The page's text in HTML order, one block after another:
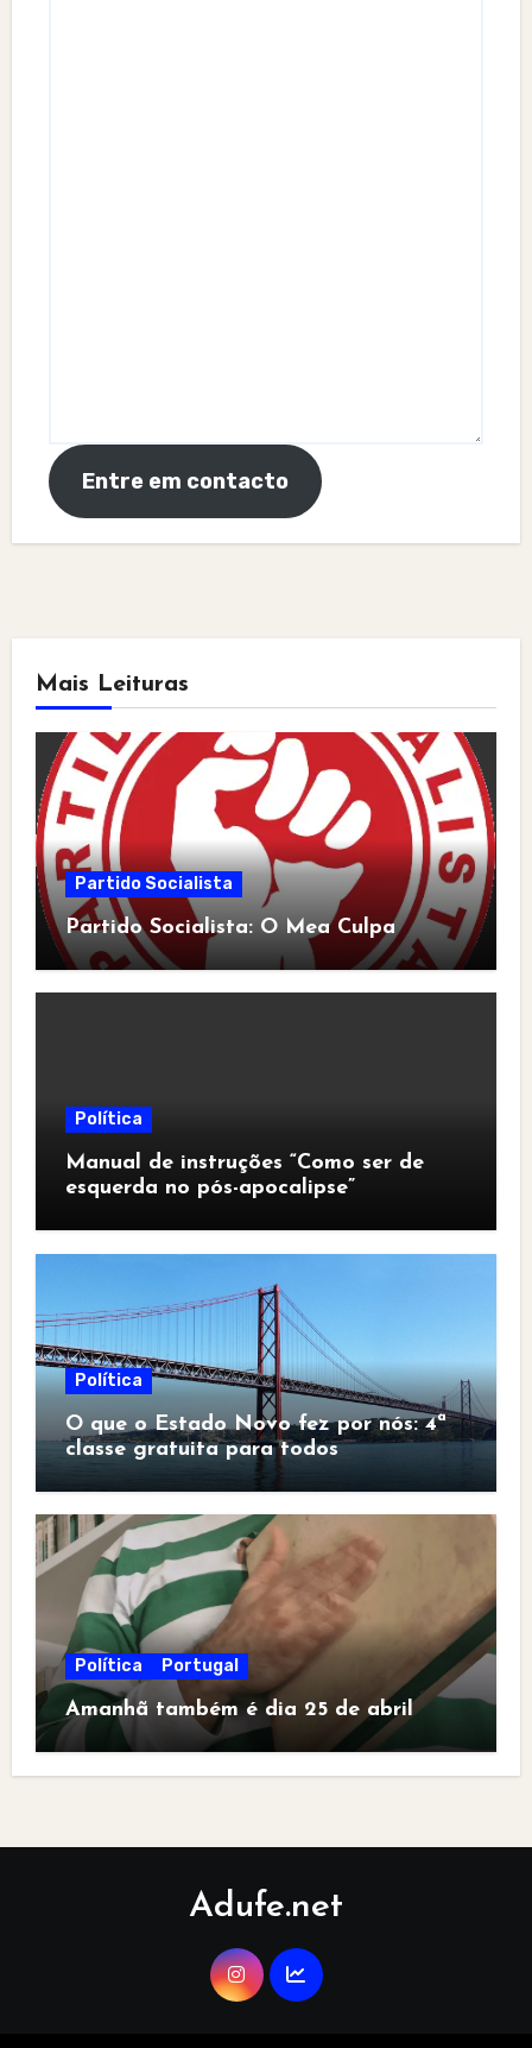
Entre em contacto
Mais Leituras
Partido Socialista
Partido Socialista: O Mea Culpa
Política
Manual de instruções “Como ser de
esquerda no pós-apocalipse”
Política
O que o Estado Novo fez por nós: 4ª
classe gratuita para todos
Política Portugal
Amanhã também é dia 25 de abril
Adufe.net